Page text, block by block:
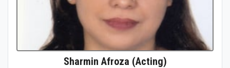
Sharmin Afroza (Acting)